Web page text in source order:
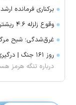
برکناری فرمانده
وقوع زلزله ۴.۶ ریشتری در گلبافت
غرق‌شدگی؛ شبح
روز ۱۶۱ جنگ |
درباره تنگه هرمز